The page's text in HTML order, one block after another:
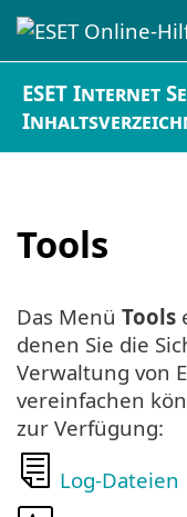
ESET Internet
Tools
Das Menü Tools
denen Sie die
Verwaltung von
vereinfachen
zur Verfügung:
Log-Dateien